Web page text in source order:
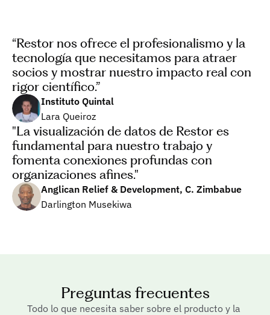
“Restor nos ofrece el profesionalismo y la
tecnología que necesitamos para atraer
socios y mostrar nuestro impacto real con
rigor científico.”
Instituto Quintal
Lara Queiroz
"La visualización de datos de Restor es
fundamental para nuestro trabajo y
fomenta conexiones profundas con
organizaciones afines."
Anglican Relief & Development, C. Zimbabue
Darlington Musekiwa
Preguntas frecuentes
Todo lo que necesita saber sobre el producto y la